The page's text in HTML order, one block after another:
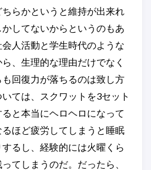
らかというと維持が出来れ
してないからというのもあ
人活動と学生時代のような
、生理的な理由だけでなく
回復力が落ちるのは致し方
ては、スクワットを3セット
と本当にヘロヘロになって
ほど疲労してしまうと睡眠
るし、経験的には火曜くら
てしまうのだ。だったら、